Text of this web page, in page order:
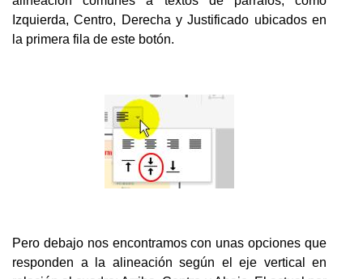
Izquierda, Centro, Derecha y Justificado ubicados en
la primera fila de este botón.
Pero debajo nos encontramos con unas opciones que
responden a la alineación según el eje vertical en